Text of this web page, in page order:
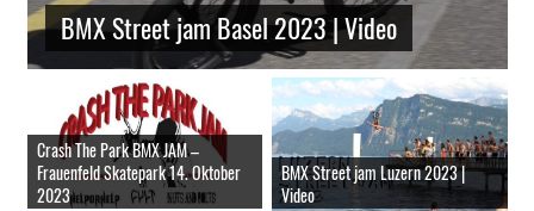
BMX Street jam Basel 2023 | Video
Crash The Park BMX JAM –
Frauenfeld Skatepark 14. Oktober
2023
BMX Street jam Luzern 2023 |
Video